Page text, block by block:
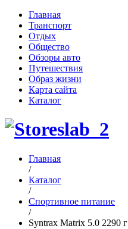
Главная
Транспорт
Отдых
Общество
Обзоры авто
Путешествия
Образ жизни
Карта сайта
Каталог
Главная
/
Каталог
/
Спортивное питание
/
Syntrax Matrix 5.0 2290 г